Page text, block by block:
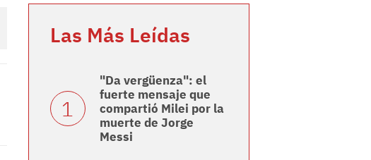
Las Más Leídas
"Da vergüenza": el
fuerte mensaje que
compartió Milei por la
muerte de Jorge
Messi